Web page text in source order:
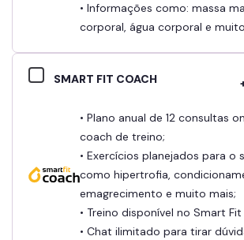
• Informações como: massa
corporal, água corporal e
SMART FIT COACH
• Plano anual de 12 consultas
coach de treino;
• Exercícios planejados para o
como hipertrofia,
emagrecimento e muito mais;
• Treino disponível no Smart Fit
• Chat ilimitado para tirar